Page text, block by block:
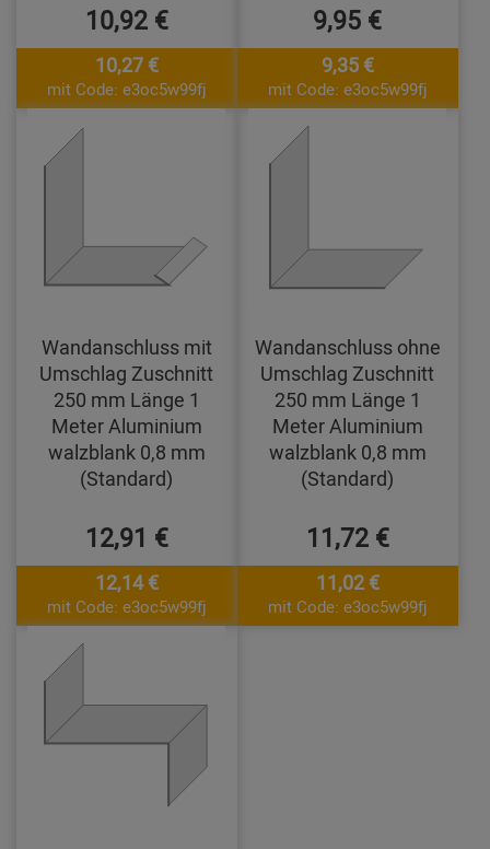
10,92 €
10,27 €
mit Code: e3oc5w99fj
9,95 €
9,35 €
mit Code: e3oc5w99fj
Wandanschluss mit
Umschlag Zuschnitt
250 mm Länge 1
Meter Aluminium
walzblank 0,8 mm
(Standard)
12,91 €
12,14 €
mit Code: e3oc5w99fj
Wandanschluss ohne
Umschlag Zuschnitt
250 mm Länge 1
Meter Aluminium
walzblank 0,8 mm
(Standard)
11,72 €
11,02 €
mit Code: e3oc5w99fj